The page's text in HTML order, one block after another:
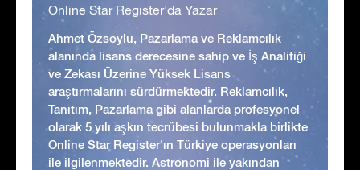
Online Star Register'da Yazar
Ahmet Özsoylu, Pazarlama ve Reklamcılık
alanında lisans derecesine sahip ve İş Analitiği
ve Zekası Üzerine Yüksek Lisans
araştırmalarını sürdürmektedir. Reklamcılık,
Tanıtım, Pazarlama gibi alanlarda profesyonel
olarak 5 yılı aşkın tecrübesi bulunmakla birlikte
Online Star Register'ın Türkiye operasyonları
ile ilgilenmektedir. Astronomi ile yakından